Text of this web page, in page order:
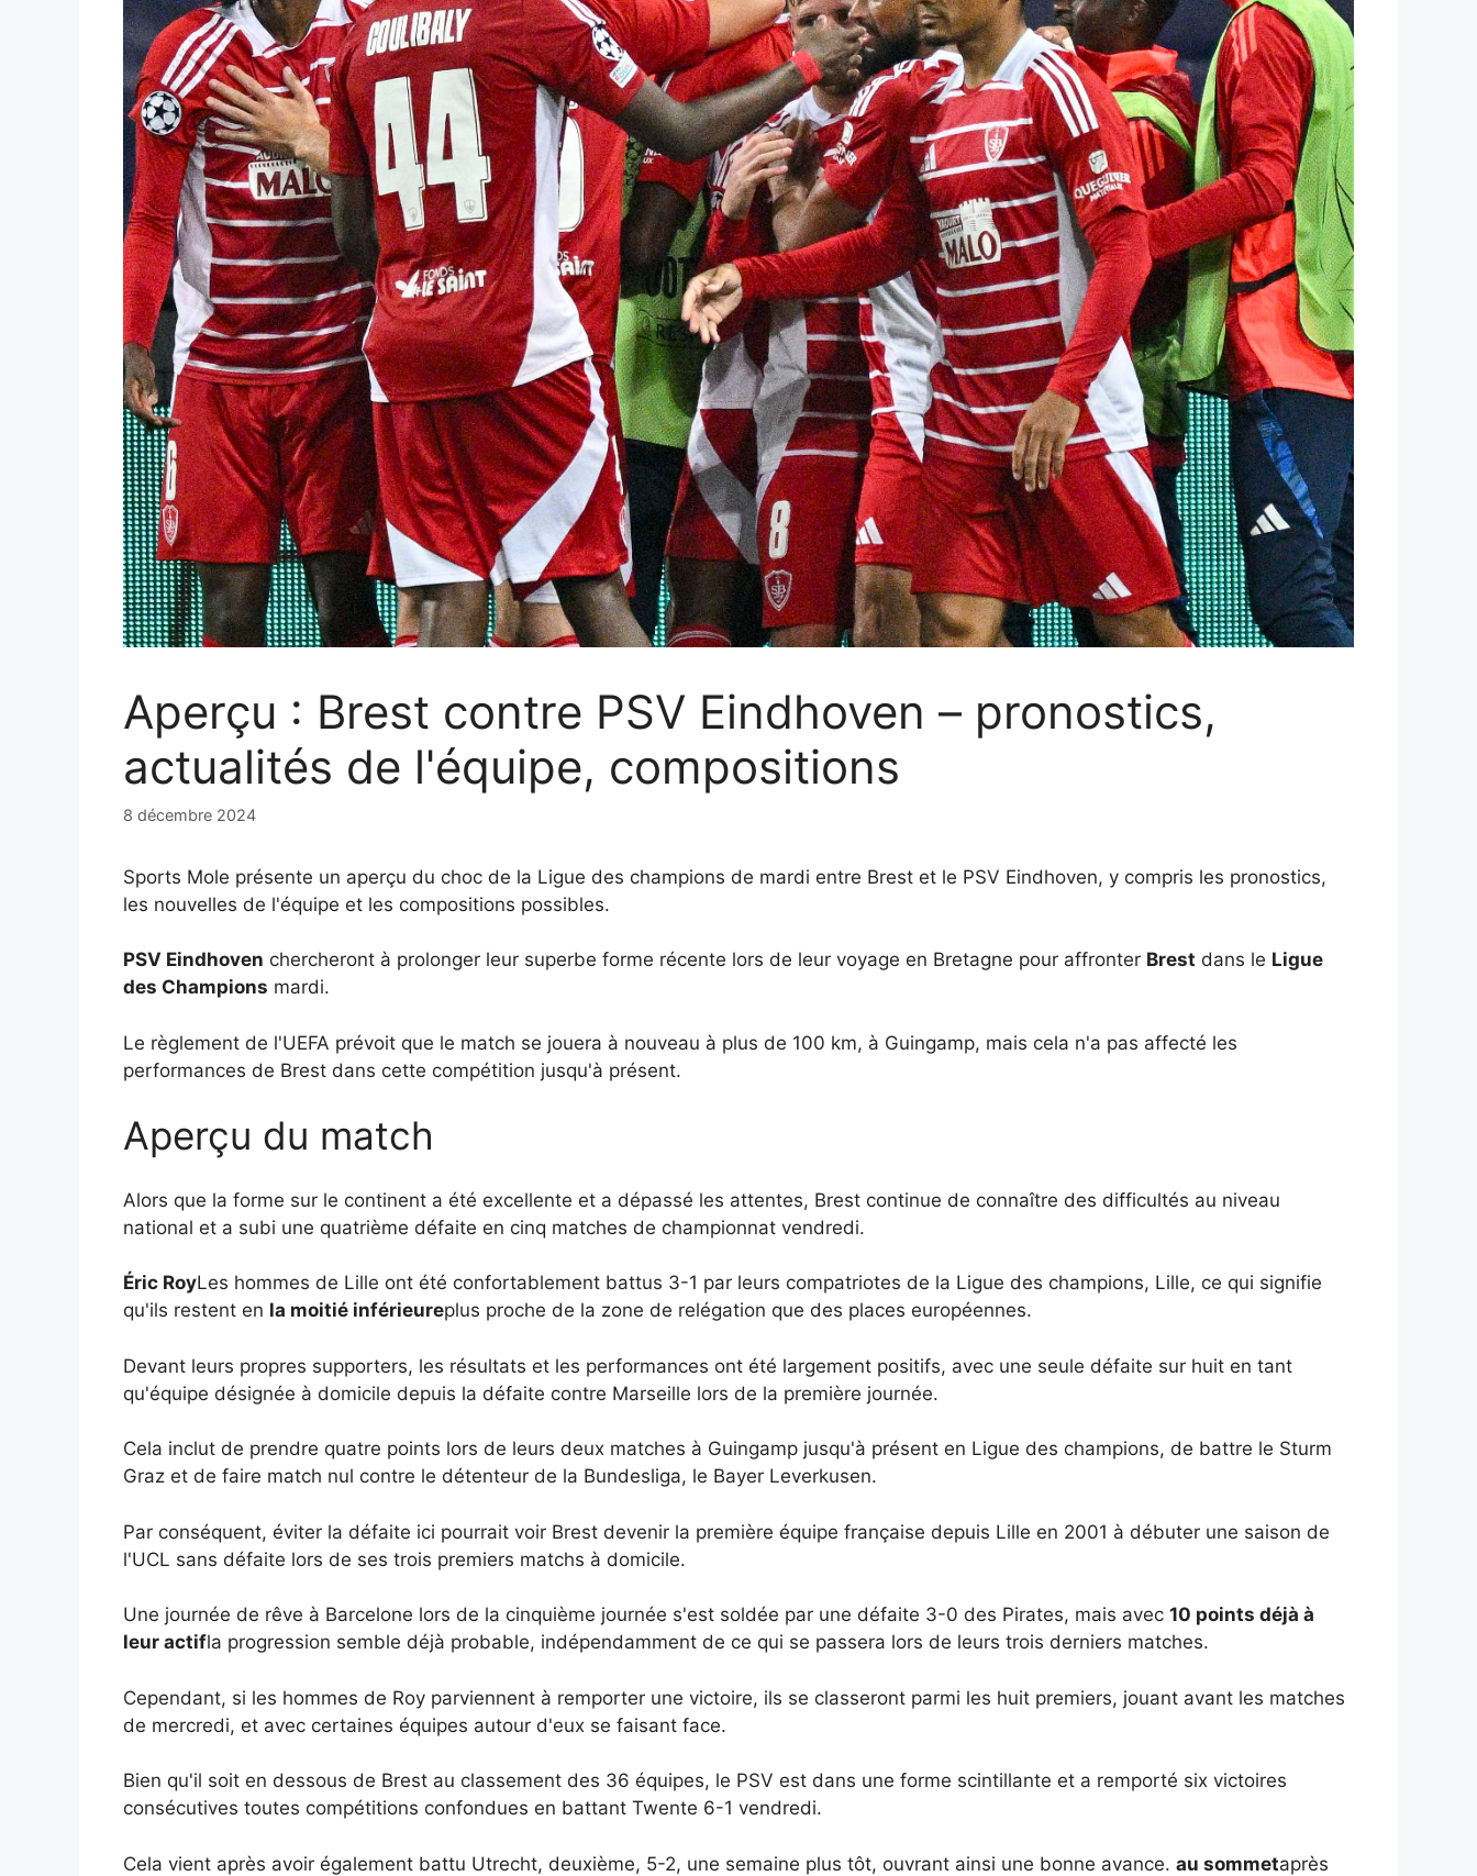
Aperçu : Brest contre PSV Eindhoven – pronostics,
actualités de l'équipe, compositions
8 décembre 2024
Sports Mole présente un aperçu du choc de la Ligue des champions de mardi entre Brest et le PSV Eindhoven, y compris les pronostics,
les nouvelles de l'équipe et les compositions possibles.
PSV Eindhoven chercheront à prolonger leur superbe forme récente lors de leur voyage en Bretagne pour affronter Brest dans le Ligue
des Champions mardi.
Le règlement de l'UEFA prévoit que le match se jouera à nouveau à plus de 100 km, à Guingamp, mais cela n'a pas affecté les
performances de Brest dans cette compétition jusqu'à présent.
Aperçu du match
Alors que la forme sur le continent a été excellente et a dépassé les attentes, Brest continue de connaître des difficultés au niveau
national et a subi une quatrième défaite en cinq matches de championnat vendredi.
Éric RoyLes hommes de Lille ont été confortablement battus 3-1 par leurs compatriotes de la Ligue des champions, Lille, ce qui signifie
qu'ils restent en la moitié inférieureplus proche de la zone de relégation que des places européennes.
Devant leurs propres supporters, les résultats et les performances ont été largement positifs, avec une seule défaite sur huit en tant
qu'équipe désignée à domicile depuis la défaite contre Marseille lors de la première journée.
Cela inclut de prendre quatre points lors de leurs deux matches à Guingamp jusqu'à présent en Ligue des champions, de battre le Sturm
Graz et de faire match nul contre le détenteur de la Bundesliga, le Bayer Leverkusen.
Par conséquent, éviter la défaite ici pourrait voir Brest devenir la première équipe française depuis Lille en 2001 à débuter une saison de
l'UCL sans défaite lors de ses trois premiers matchs à domicile.
Une journée de rêve à Barcelone lors de la cinquième journée s'est soldée par une défaite 3-0 des Pirates, mais avec 10 points déjà à
leur actifla progression semble déjà probable, indépendamment de ce qui se passera lors de leurs trois derniers matches.
Cependant, si les hommes de Roy parviennent à remporter une victoire, ils se classeront parmi les huit premiers, jouant avant les matches
de mercredi, et avec certaines équipes autour d'eux se faisant face.
Bien qu'il soit en dessous de Brest au classement des 36 équipes, le PSV est dans une forme scintillante et a remporté six victoires
consécutives toutes compétitions confondues en battant Twente 6-1 vendredi.
Cela vient après avoir également battu Utrecht, deuxième, 5-2, une semaine plus tôt, ouvrant ainsi une bonne avance. au sommetaprès